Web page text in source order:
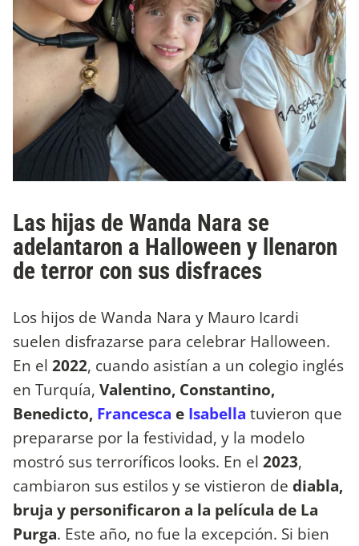
Las hijas de Wanda Nara se
adelantaron a Halloween y llenaron
de terror con sus disfraces
Los hijos de Wanda Nara y Mauro Icardi
suelen disfrazarse para celebrar Halloween.
En el 2022, cuando asistían a un colegio inglés
en Turquía, Valentino, Constantino,
Benedicto, Francesca e Isabella tuvieron que
prepararse por la festividad, y la modelo
mostró sus terroríficos looks. En el 2023,
cambiaron sus estilos y se vistieron de diabla,
bruja y personificaron a la película de La
Purga. Este año, no fue la excepción. Si bien